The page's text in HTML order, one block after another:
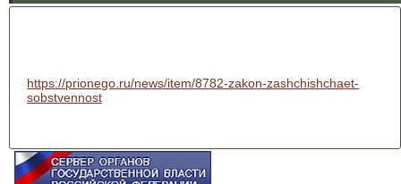
https://prionego.ru/news/item/8782-zakon-zashchishchaet-
sobstvennost